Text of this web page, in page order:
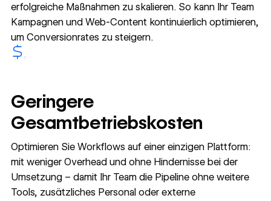
erfolgreiche Maßnahmen zu skalieren. So kann Ihr Team
Kampagnen und Web-Content kontinuierlich optimieren,
um Conversionrates zu steigern.
Geringere
Gesamtbetriebskosten
Optimieren Sie Workflows auf einer einzigen Plattform:
mit weniger Overhead und ohne Hindernisse bei der
Umsetzung – damit Ihr Team die Pipeline ohne weitere
Tools, zusätzliches Personal oder externe